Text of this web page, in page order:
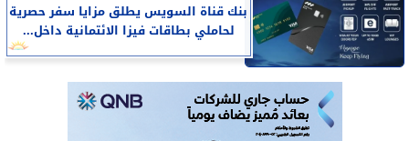
بنك قناة السويس يطلق مزايا سفر حصرية
لحاملي بطاقات فيزا الائتمانية داخل...